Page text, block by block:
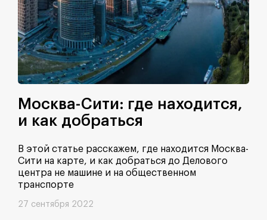
Москва-Сити: где находится,
и как добраться
В этой статье расскажем, где находится Москва-
Сити на карте, и как добраться до Делового
центра не машине и на общественном
транспорте
27 сентября 2022